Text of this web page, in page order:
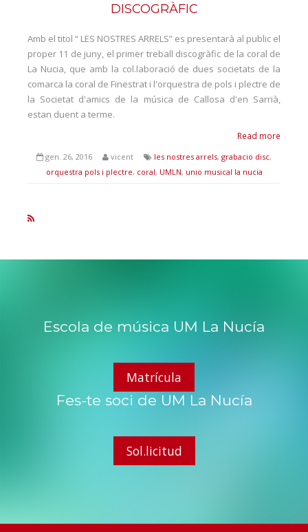
DISCOGRÀFIC
Amb el titol “ LES NOSTRES ARRELS” es presentarà al public el
proper 11 de juny, el primer treball discogràfic de la coral de
La Nucia, que amb la col.laboració de dues societats de la
comarca la coral de Finestrat i l'orquestra de pols i plectre de
la Societat d'amics de la música de Callosa d'en Sarrià,
estan duent a terme.
Read more
gen. 26, 2016 vicent les nostres arrels, grabacio disc,
orquestra pols i plectre, coral, UMLN, unio musical la nucia
Escola de música UM La Nucía
Matrícula
Fes-te soci de UM La Nucía
Sol.licitud